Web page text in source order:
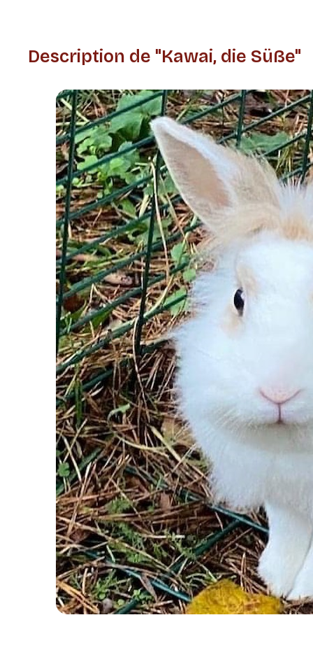
Description de "Kawai, die Süße"